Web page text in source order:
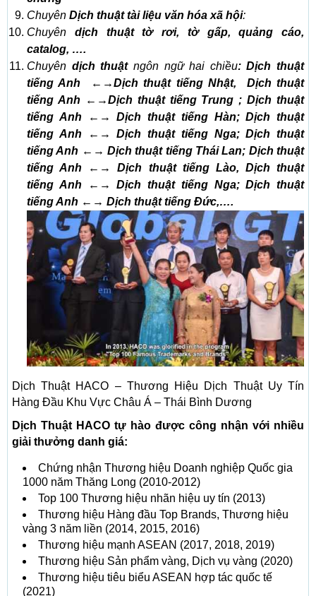
Chuyên Dịch thuật tài liệu văn hóa xã hội:
Chuyên dịch thuật tờ rơi, tờ gấp, quảng cáo,
catalog, ….
Chuyên dịch thuật ngôn ngữ hai chiều: Dịch thuật
tiếng Anh ←→Dịch thuật tiếng Nhật, Dịch thuật
tiếng Anh ←→Dịch thuật tiếng Trung ; Dịch thuật
tiếng Anh ←→ Dịch thuật tiếng Hàn; Dịch thuật
tiếng Anh ←→ Dịch thuật tiếng Nga; Dịch thuật
tiếng Anh ←→ Dịch thuật tiếng Thái Lan; Dịch thuật
tiếng Anh ←→ Dịch thuật tiếng Lào, Dịch thuật
tiếng Anh ←→ Dịch thuật tiếng Nga; Dịch thuật
tiếng Anh ←→ Dịch thuật tiếng Đức,….
Dịch Thuật HACO – Thương Hiệu Dịch Thuật Uy Tín
Hàng Đầu Khu Vực Châu Á – Thái Bình Dương
Dịch Thuật HACO tự hào được công nhận với nhiều
giải thưởng danh giá:
Chứng nhận Thương hiệu Doanh nghiệp Quốc gia
1000 năm Thăng Long (2010-2012)
Top 100 Thương hiệu nhãn hiệu uy tín (2013)
Thương hiệu Hàng đầu Top Brands, Thương hiệu
vàng 3 năm liền (2014, 2015, 2016)
Thương hiệu mạnh ASEAN (2017, 2018, 2019)
Thương hiệu Sản phẩm vàng, Dịch vụ vàng (2020)
Thương hiệu tiêu biểu ASEAN hợp tác quốc tế
(2021)